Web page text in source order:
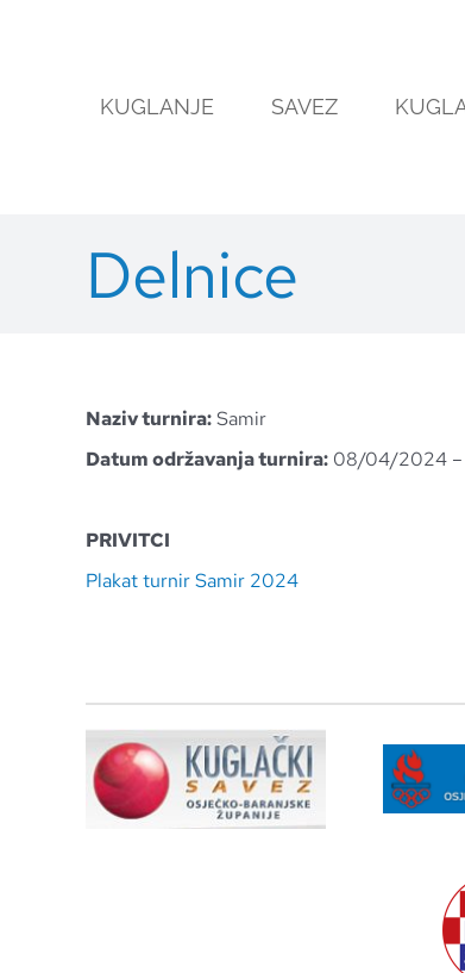
KUGLANJE
SAVEZ
Delnice
Naziv turnira:Samir
Datum održavanja turnira:08/04/2024
PRIVITCI
Plakat turnir Samir 2024